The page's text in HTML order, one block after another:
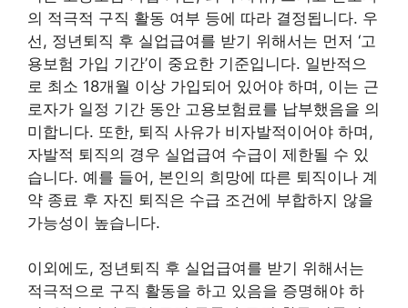
의 적극적 구직 활동 여부 등에 따라 결정됩니다. 우
선, 정년퇴직 후 실업급여를 받기 위해서는 먼저 ‘고
용보험 가입 기간’이 중요한 기준입니다. 일반적으
로 최소 18개월 이상 가입되어 있어야 하며, 이는 근
로자가 일정 기간 동안 고용보험료를 납부했음을 의
미합니다. 또한, 퇴직 사유가 비자발적이어야 하며,
자발적 퇴직의 경우 실업급여 수급이 제한될 수 있
습니다. 예를 들어, 본인의 희망에 따른 퇴직이나 계
약 종료 후 자진 퇴직은 수급 조건에 부합하지 않을
가능성이 높습니다.
이외에도, 정년퇴직 후 실업급여를 받기 위해서는
적극적으로 구직 활동을 하고 있음을 증명해야 하